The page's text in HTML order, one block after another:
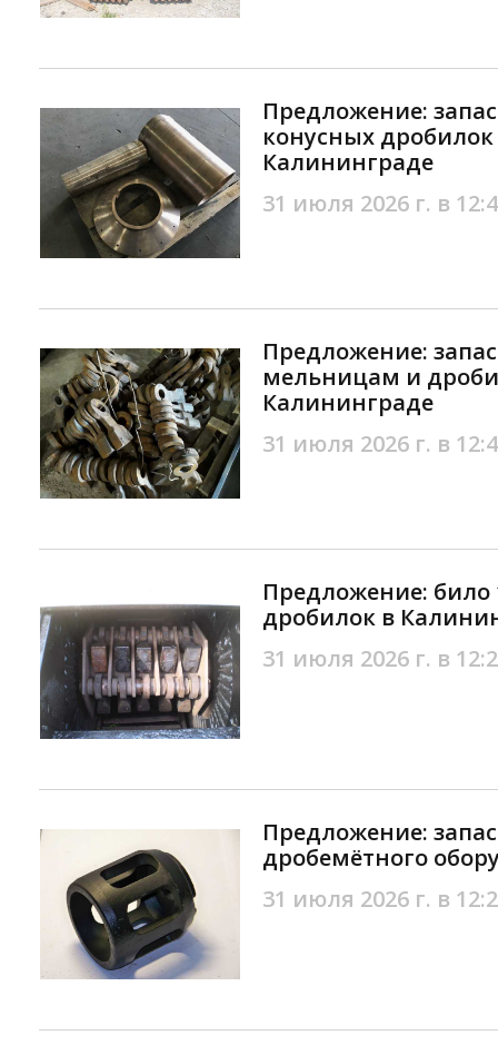
Предложение:
конусных
Калининграде
31 июля 2026 г. в
Предложение:
мельницам и
Калининграде
31 июля 2026 г. в
Предложение: било
дробилок в
31 июля 2026 г. в
Предложение:
дробемётного
31 июля 2026 г. в